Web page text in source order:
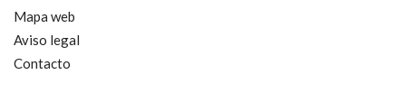
Mapa web
Aviso legal
Contacto